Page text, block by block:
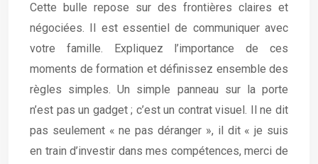
Cette bulle repose sur des frontières claires et
négociées. Il est essentiel de communiquer avec
votre famille. Expliquez l’importance de ces
moments de formation et définissez ensemble des
règles simples. Un simple panneau sur la porte
n’est pas un gadget ; c’est un contrat visuel. Il ne dit
pas seulement « ne pas déranger », il dit « je suis
en train d’investir dans mes compétences, merci de